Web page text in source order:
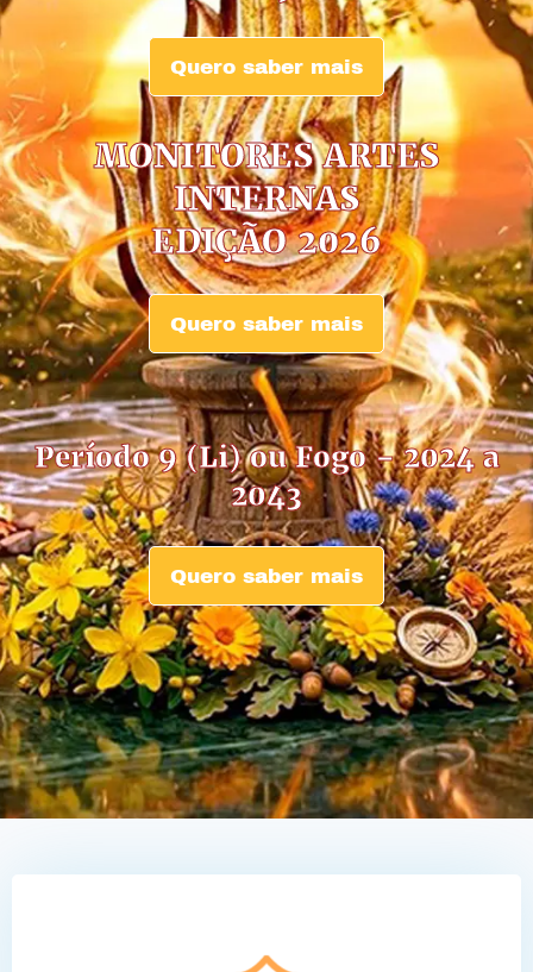
Quero saber mais
MONITORES ARTES
INTERNAS
EDIÇÃO 2026
Quero saber mais
Período 9 (Li) ou Fogo – 2024 a
2043
Quero saber mais